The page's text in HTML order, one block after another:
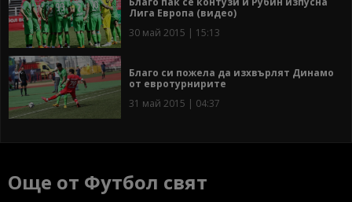
Лига Европа (видео)
30 май 2015 | 15:13
Благо си пожела да изхвърлят Динамо
от евротурнирите
31 май 2015 | 04:37
Още от Футбол свят